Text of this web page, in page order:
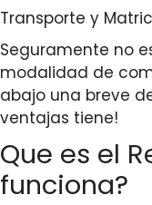
Transporte y
Seguramente no
modalidad de
abajo una breve
ventajas tiene!
Que es el
funciona?